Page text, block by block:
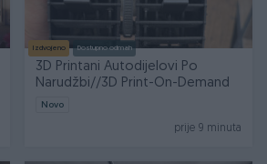
Izdvojeno Dostupno odmah
3D Printani Autodijelovi Po
Narudžbi//3D Print-On-Demand
Novo
prije 9 minuta